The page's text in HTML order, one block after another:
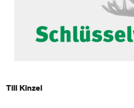
Till Kinzel